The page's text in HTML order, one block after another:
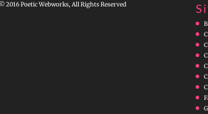
2016 Poetic Webworks, All Rights Reserved